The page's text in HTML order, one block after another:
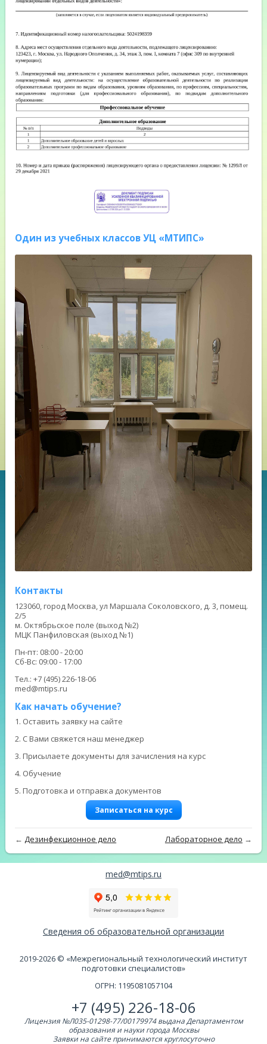
Один из учебных классов УЦ «МТИПС»
Контакты
123060, город Москва, ул Маршала Соколовского, д. 3, помещ.
2/5
м. Октябрьское поле (выход №2)
МЦК Панфиловская (выход №1)
Пн-пт: 08:00 - 20:00
Сб-Вс: 09:00 - 17:00
Тел.: +7 (495) 226-18-06
med@mtips.ru
Как начать обучение?
1. Оставить заявку на сайте
2. С Вами свяжется наш менеджер
3. Присылаете документы для зачисления на курс
4. Обучение
5. Подготовка и отправка документов
Записаться на курс
←Дезинфекционное дело Лабораторное дело →
med@mtips.ru
Сведения об образовательной организации
2019-2026 © «Межрегиональный технологический институт
подготовки специалистов»
ОГРН: 1195081057104
+7 (495) 226-18-06
Лицензия №Л035-01298-77/00179974 выдана Департаментом
образования и науки города Москвы
Заявки на сайте принимаются круглосуточно